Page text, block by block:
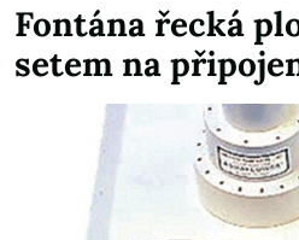
Fontána řecká
setem na